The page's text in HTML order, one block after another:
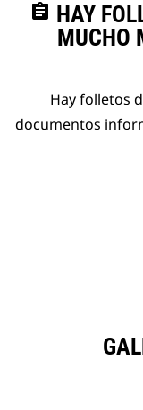
assignment HAY
MUCHO
Hay folletos
documentos